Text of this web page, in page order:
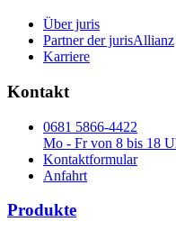
Über juris
Partner der jurisAllianz
Karriere
Kontakt
0681 5866-4422
Mo - Fr von 8 bis 18
Kontaktformular
Anfahrt
Produkte